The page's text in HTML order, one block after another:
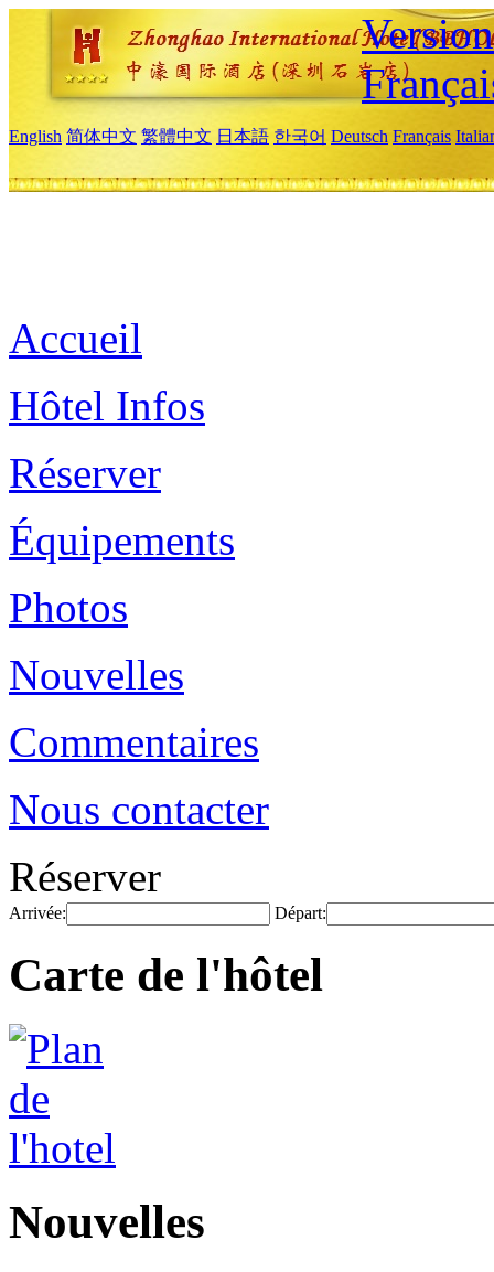
English 简体中文 繁體中文 日本語 한국어 Deutsch Français
Accueil
Hôtel Infos
Réserver
Équipements
Photos
Nouvelles
Commentaires
Nous contacter
Réserver
Arrivée: Départ:
Carte de l'hôtel
Nouvelles